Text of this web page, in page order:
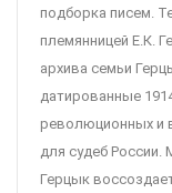
подборка писем.
племянницей Е.К.
архива семьи
датированные
революционных и
для судеб России.
Герцык